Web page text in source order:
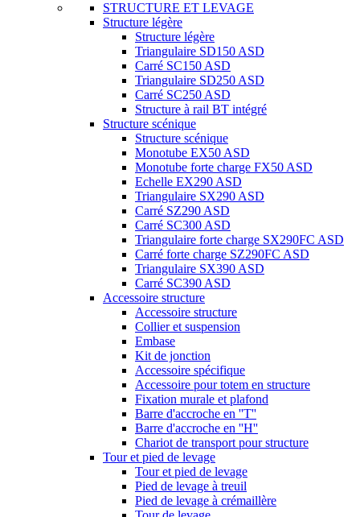
STRUCTURE ET LEVAGE
Structure légère
Structure légère
Triangulaire SD150 ASD
Carré SC150 ASD
Triangulaire SD250 ASD
Carré SC250 ASD
Structure à rail BT intégré
Structure scénique
Structure scénique
Monotube EX50 ASD
Monotube forte charge FX50 ASD
Echelle EX290 ASD
Triangulaire SX290 ASD
Carré SZ290 ASD
Carré SC300 ASD
Triangulaire forte charge SX290FC ASD
Carré forte charge SZ290FC ASD
Triangulaire SX390 ASD
Carré SC390 ASD
Accessoire structure
Accessoire structure
Collier et suspension
Embase
Kit de jonction
Accessoire spécifique
Accessoire pour totem en structure
Fixation murale et plafond
Barre d'accroche en ''T''
Barre d'accroche en ''H''
Chariot de transport pour structure
Tour et pied de levage
Tour et pied de levage
Pied de levage à treuil
Pied de levage à crémaillère